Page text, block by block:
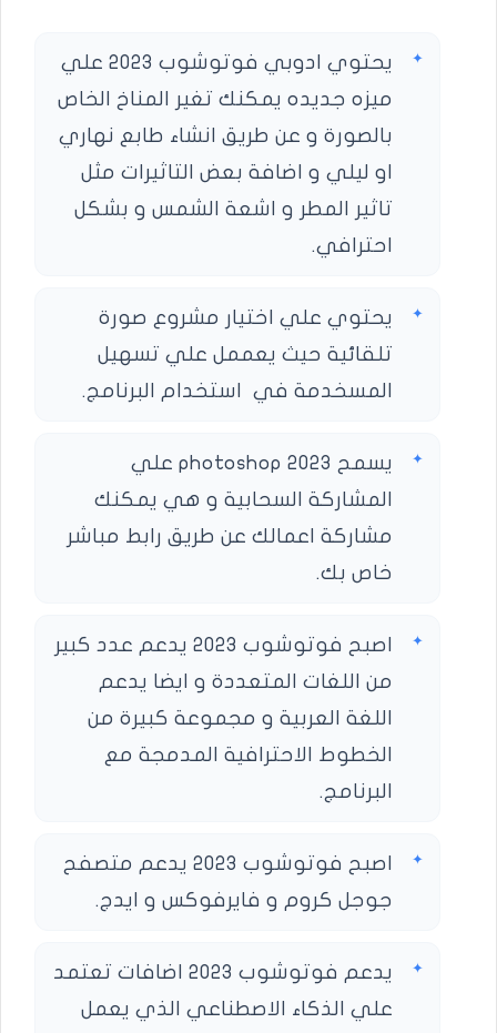
يحتوي ادوبي فوتوشوب 2023 علي
ميزه جديده يمكنك تغير المناخ الخاص
بالصورة و عن طريق انشاء طابع نهاري
او ليلي و اضافة بعض التاثيرات مثل
تاثير المطر و اشعة الشمس و بشكل
احترافي.
يحتوي علي اختيار مشروع صورة
تلقائية حيث يعممل علي تسهيل
المسخدمة في استخدام البرنامج.
يسمح photoshop 2023 علي
المشاركة السحابية و هي يمكنك
مشاركة اعمالك عن طريق رابط مباشر
خاص بك.
اصبح فوتوشوب 2023 يدعم عدد كبير
من اللغات المتعددة و ايضا يدعم
اللغة العربية و مجموعة كبيرة من
الخطوط الاحترافية المدمجة مع
البرنامج.
اصبح فوتوشوب 2023 يدعم متصفح
جوجل كروم و فايرفوكس و ايدج.
يدعم فوتوشوب 2023 اضافات تعتمد
علي الذكاء الاصطناعي الذي يعمل